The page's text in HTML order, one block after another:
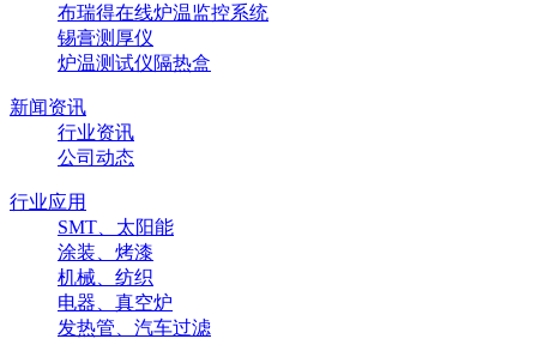
布瑞得在线炉温监控系统
锡膏测厚仪
炉温测试仪隔热盒
新闻资讯
行业资讯
公司动态
行业应用
SMT、太阳能
涂装、烤漆
机械、纺织
电器、真空炉
发热管、汽车过滤